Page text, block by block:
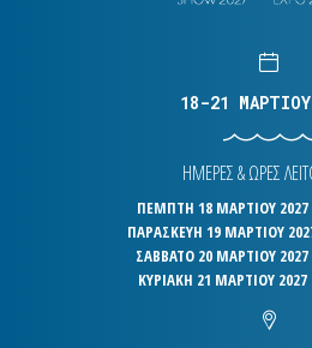
18-21
ΗΜΕΡΕΣ & ΩΡΕΣ
ΠΕΜΠΤΗ 18 ΜΑΡΤΙΟΥ 2027
ΠΑΡΑΣΚΕΥΗ 19 ΜΑΡΤΙΟΥ
ΣΑΒΒΑΤΟ 20 ΜΑΡΤΙΟΥ
ΚΥΡΙΑΚΗ 21 ΜΑΡΤΙΟΥ 2027